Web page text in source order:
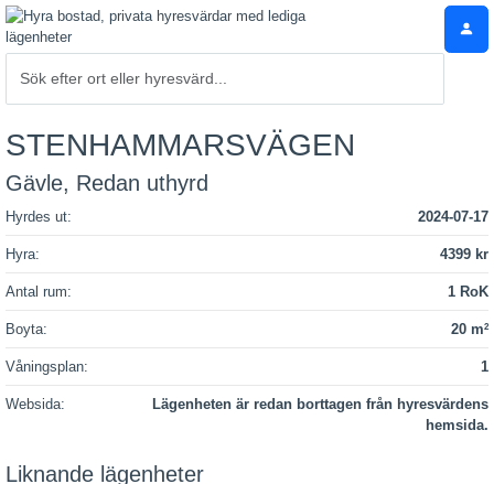
STENHAMMARSVÄGEN
Gävle, Redan uthyrd
Hyrdes ut: 2024-07-17
Hyra: 4399 kr
Antal rum: 1 RoK
Boyta: 20 m2
Våningsplan: 1
Websida:
Lägenheten är redan borttagen från hyresvärdens
hemsida.
Liknande lägenheter